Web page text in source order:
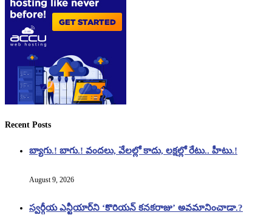
Recent Posts
బ్యాగు.! బాగు.! వందలు, వేలల్లో కాదు, లక్షల్లో రేటు.. హీటు.!
August 9, 2026
స్వర్గీయ ఎన్టీయార్‌ని ‘కొరియన్ కనకరాజు’ అవమానించాడా.?